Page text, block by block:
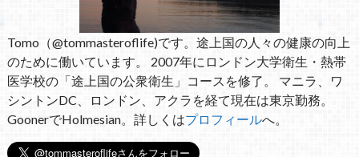
Tomo（@tommasteroflife)です。途上国の人々の健康の向上
のために働いています。 2007年にロンドン大学衛生・熱帯
医学校の「途上国の公衆衛生」コースを修了。 マニラ、ワ
シントンDC、ロンドン、アクラを経て現在は東京勤務。
GoonerでHolmesian。詳しくはプロフィールへ。